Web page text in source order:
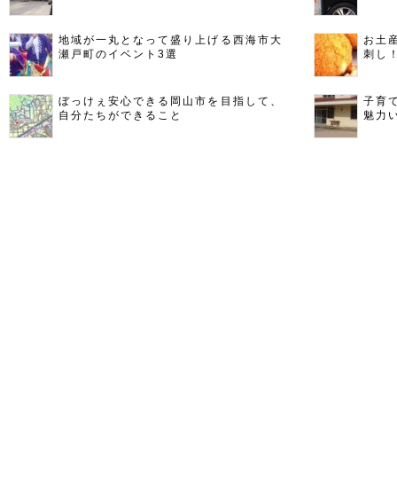
地域が一丸となって盛り上げる西海市大
瀬戸町のイベント3選
お土
刺し
ぼっけぇ安心できる岡山市を目指して、
自分たちができること
子育
魅力